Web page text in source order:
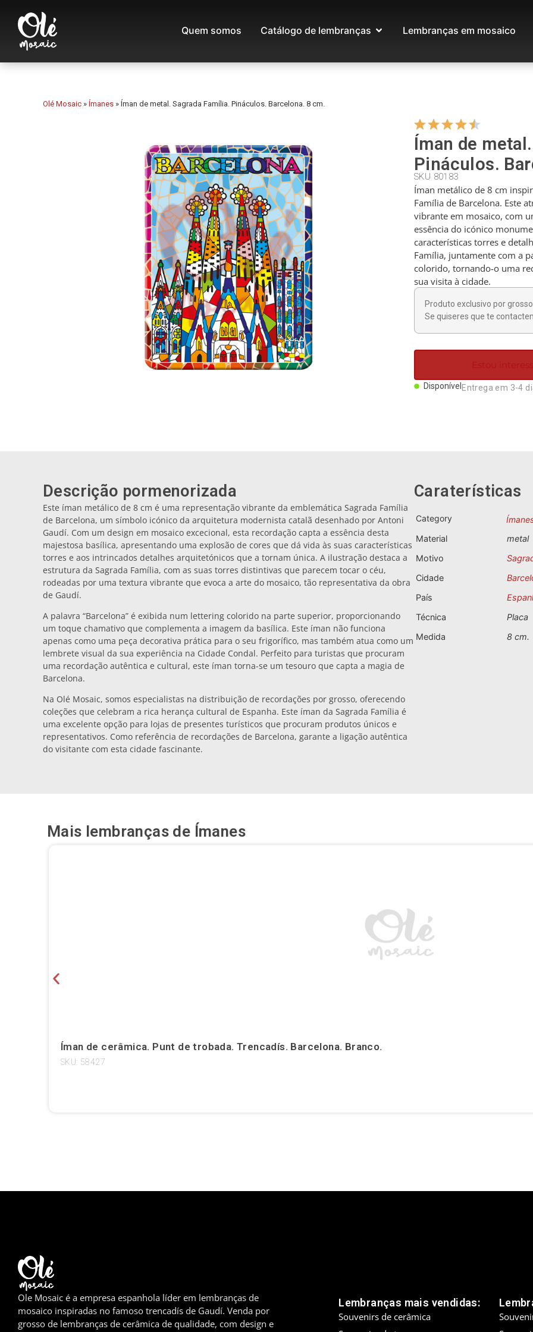
Quem somos Catálogo de lembranças Lembranças em mosaico
Olé Mosaic » Ímanes » Íman de metal. Sagrada Família. Pináculos. Barcelona. 8 cm.
Íman de
Pináculos.
SKU 80183
Íman metálico de 8 cm
Família de Barcelona. Este
vibrante em mosaico, com
essência do icónico
características torres e
Família, juntamente com a
colorido, tornando-o uma
sua visita à cidade.
Produto exclusivo por grosso
Se quiseres que te
Estou
Disponível Entrega em 3-4
Descrição pormenorizada
Este íman metálico de 8 cm é uma representação vibrante da emblemática Sagrada Família
de Barcelona, um símbolo icónico da arquitetura modernista catalã desenhado por Antoni
Gaudí. Com um design em mosaico excecional, esta recordação capta a essência desta
majestosa basílica, apresentando uma explosão de cores que dá vida às suas características
torres e aos intrincados detalhes arquitetónicos que a tornam única. A ilustração destaca a
estrutura da Sagrada Família, com as suas torres distintivas que parecem tocar o céu,
rodeadas por uma textura vibrante que evoca a arte do mosaico, tão representativa da obra
de Gaudí.
A palavra “Barcelona” é exibida num lettering colorido na parte superior, proporcionando
um toque chamativo que complementa a imagem da basílica. Este íman não funciona
apenas como uma peça decorativa prática para o seu frigorífico, mas também atua como um
lembrete visual da sua experiência na Cidade Condal. Perfeito para turistas que procuram
uma recordação autêntica e cultural, este íman torna-se um tesouro que capta a magia de
Barcelona.
Na Olé Mosaic, somos especialistas na distribuição de recordações por grosso, oferecendo
coleções que celebram a rica herança cultural de Espanha. Este íman da Sagrada Família é
uma excelente opção para lojas de presentes turísticos que procuram produtos únicos e
representativos. Como referência de recordações de Barcelona, garante a ligação autêntica
do visitante com esta cidade fascinante.
Caraterísticas
Category
Material
metal
Motivo
Cidade
País
Técnica
Placa
Medida
8 cm.
Mais lembranças de Ímanes
Íman de cerâmica. Punt de trobada. Trencadís. Barcelona. Branco.
SKU: 58427
Ole Mosaic é a empresa espanhola líder em lembranças de
mosaico inspiradas no famoso trencadís de Gaudí. Venda por
grosso de lembranças de cerâmica de qualidade, com design e
Lembranças mais vendidas:
Souvenirs de cerâmica